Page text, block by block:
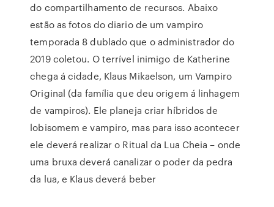
do compartilhamento de recursos. Abaixo
estão as fotos do diario de um vampiro
temporada 8 dublado que o administrador do
2019 coletou. O terrível inimigo de Katherine
chega á cidade, Klaus Mikaelson, um Vampiro
Original (da família que deu origem á linhagem
de vampiros). Ele planeja criar híbridos de
lobisomem e vampiro, mas para isso acontecer
ele deverá realizar o Ritual da Lua Cheia – onde
uma bruxa deverá canalizar o poder da pedra
da lua, e Klaus deverá beber